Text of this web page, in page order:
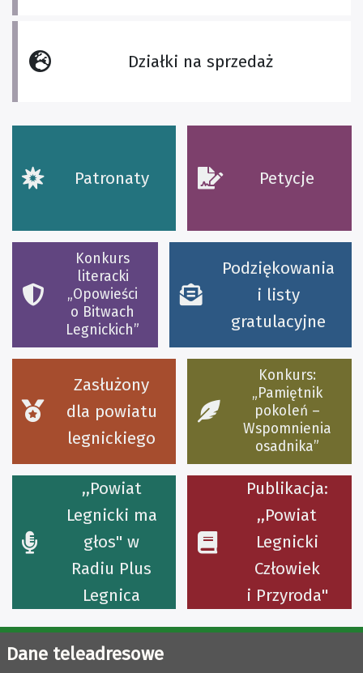
Działki na sprzedaż
Patronaty Petycje
Konkurs
literacki
„Opowieści
o Bitwach
Legnickich”
Podziękowania
i listy
gratulacyjne
Zasłużony
dla powiatu
legnickiego
Konkurs:
„Pamiętnik
pokoleń –
Wspomnienia
osadnika”
,,Powiat
Legnicki ma
głos'' w
Radiu Plus
Legnica
Publikacja:
,,Powiat
Legnicki
Człowiek
i Przyroda''
Dane teleadresowe